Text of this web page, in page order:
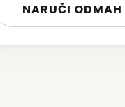
NARUČI ODMAH